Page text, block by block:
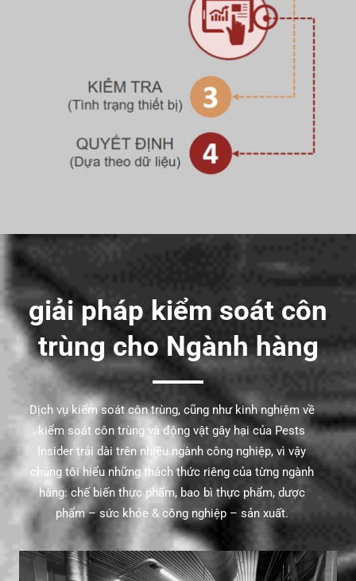
giải pháp kiểm soát côn
trùng cho Ngành hàng
Dịch vụ kiểm soát côn trùng, cũng như kinh nghiệm về
kiểm soát côn trùng và động vật gây hại của Pests
Insider trải dài trên nhiều ngành công nghiệp, vì vậy
chúng tôi hiểu những thách thức riêng của từng ngành
hàng: chế biến thực phẩm, bao bì thực phẩm, dược
phẩm – sức khỏe & công nghiệp – sản xuất.